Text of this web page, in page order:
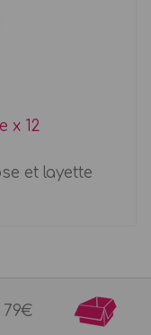
x 12
et layette
79€